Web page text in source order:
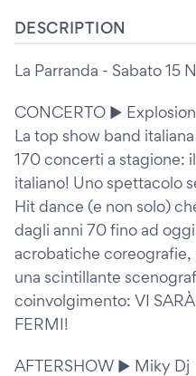
DESCRIPTION
La Parranda - Sabato 15
CONCERTO ►
La top show band
170 concerti a stagione:
italiano! Uno spettacolo
Hit dance (e non solo)
dagli anni 70 fino ad
acrobatiche
una scintillante
coinvolgimento: VI
FERMI!
AFTERSHOW ► Miky Dj